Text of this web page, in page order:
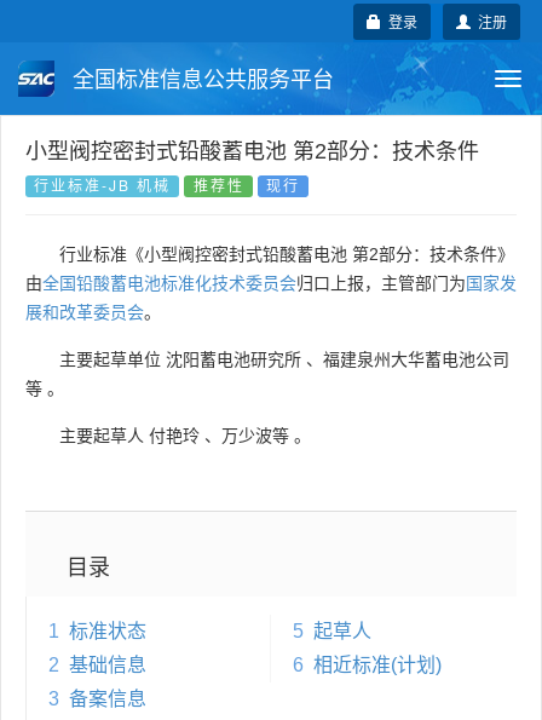
注册
登录
全国标准信息公共服务平台
国家标准 行业标准 地方标准
国外标准 技术委员会
小型阀控密封式铅酸蓄电池 第2部分：技术条件
行业标准-JB 机械 推荐性 现行
行业标准《小型阀控密封式铅酸蓄电池 第2部分：技术条件》
由全国铅酸蓄电池标准化技术委员会归口上报，主管部门为国家发
展和改革委员会。
主要起草单位 沈阳蓄电池研究所 、 福建泉州大华蓄电池公司
等 。
主要起草人 付艳玲 、 万少波等 。
目录
1 标准状态
2 基础信息
3 备案信息
5 起草人
6 相近标准(计划)